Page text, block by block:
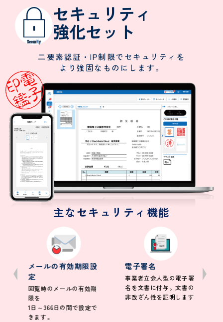
Security
セキュリティ
強化セット
二要素認証・IP制限でセキュリティを
より強固なものにします。
主なセキュリティ機能
メールの有効期限設
定
回覧時のメールの有効期
限を
1日～366日の間で設定で
きます。
電子署名
事業者立会人型の電子署
名を文書に付与。文書の
非改ざん性を証明します